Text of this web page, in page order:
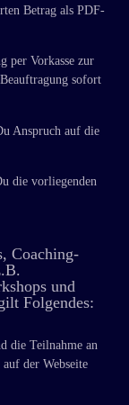
Betrag als PDF-
per Vorkasse zur
sofort
Anspruch auf die
die vorliegenden
Coaching-
und
Folgendes:
die Teilnahme an
der Webseite